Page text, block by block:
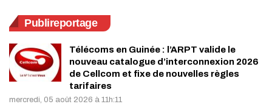
Publireportage
Télécoms en Guinée : l’ARPT valide le
nouveau catalogue d’interconnexion 2026
de Cellcom et fixe de nouvelles règles
tarifaires
mercredi, 05 août 2026 à 11h:11